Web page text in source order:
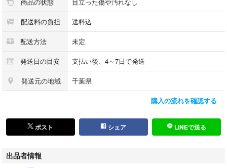
配送料の負担 送料込
配送方法 未定
発送日の目安 支払い後、4～7日で発送
発送元の地域 千葉県
購入の流れを確認する
ポスト シェア LINEで送る
出品者情報